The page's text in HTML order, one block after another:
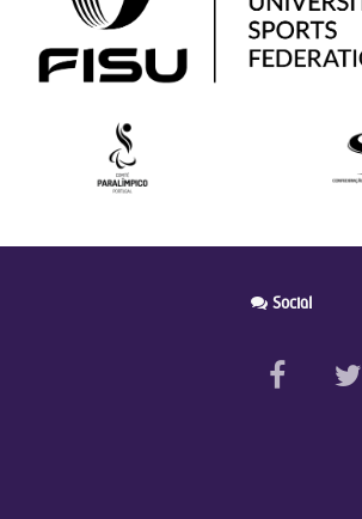
Social